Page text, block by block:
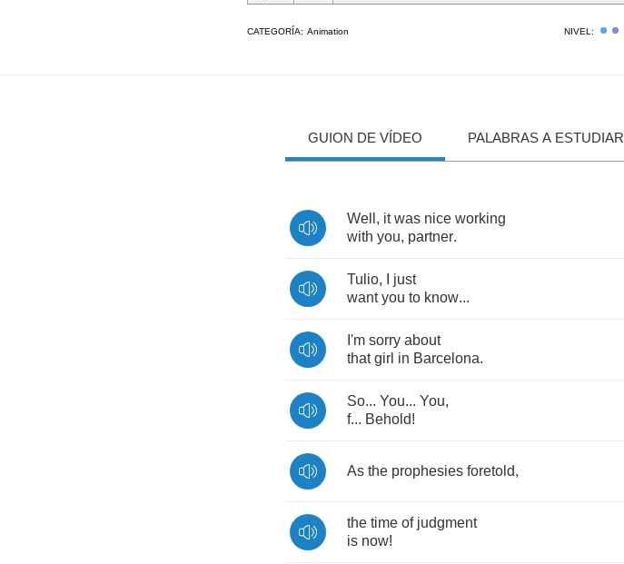
CATEGORÍA: Animation NIVEL:
GUION DE VÍDEO PALABRAS A ESTUDIAR
Well , it was nice working
with you, partner.
Tulio,
just
want you to know...
I'm sorry about
that girl in Barcelona.
So... You... You,
f... Behold!
As the prophesies foretold,
the time of judgment
is now!